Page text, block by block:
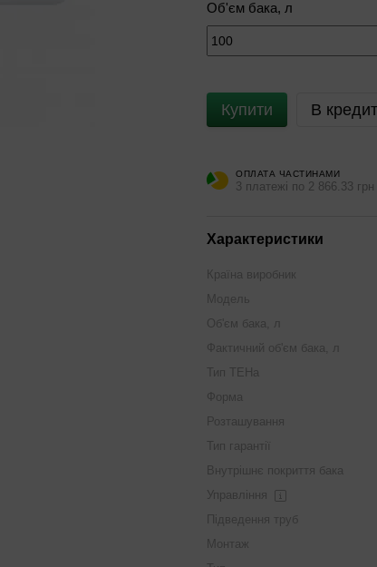
Об'єм бака, л
Купити В кредит
ОПЛАТА ЧАСТИНАМИ
3 платежі по 2 866.33 грн
Характеристики
Країна виробник
Модель
Об'єм бака, л
Фактичний об'єм бака, л
Тип ТЕНа
Форма
Розташування
Тип гарантії
Внутрішнє покриття бака
Управління
Підведення труб
Монтаж